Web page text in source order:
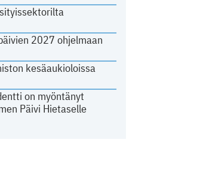
2027 ohjelmaan
kesäaukioloissa
on myöntänyt
Päivi Hietaselle